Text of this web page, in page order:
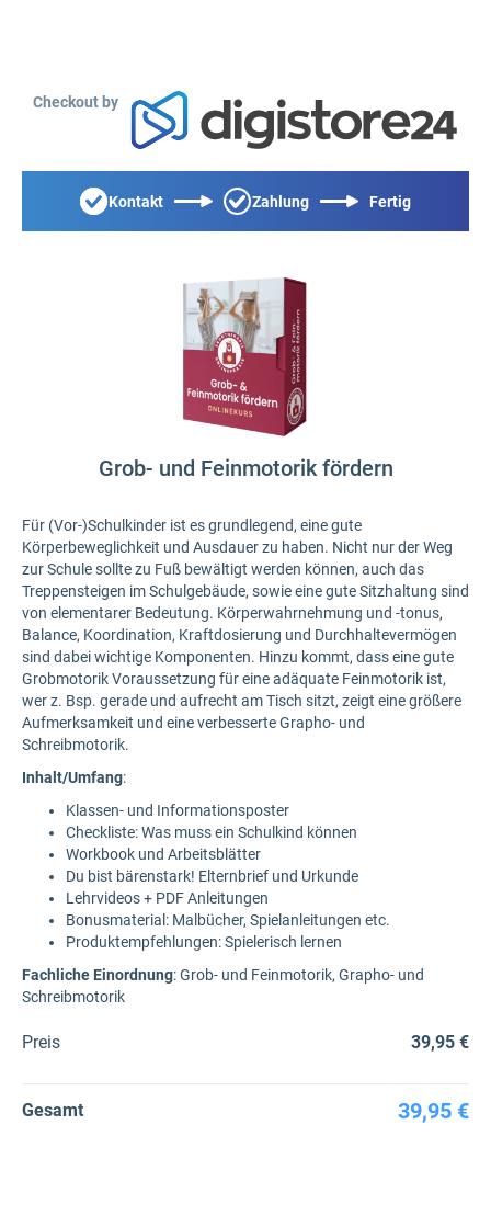
Checkout by
Kontakt Zahlung Fertig
Grob- und Feinmotorik fördern
Für (Vor-)Schulkinder ist es grundlegend, eine gute
Körperbeweglichkeit und Ausdauer zu haben. Nicht nur der Weg
zur Schule sollte zu Fuß bewältigt werden können, auch das
Treppensteigen im Schulgebäude, sowie eine gute Sitzhaltung sind
von elementarer Bedeutung. Körperwahrnehmung und -tonus,
Balance, Koordination, Kraftdosierung und Durchhaltevermögen
sind dabei wichtige Komponenten. Hinzu kommt, dass eine gute
Grobmotorik Voraussetzung für eine adäquate Feinmotorik ist,
wer z. Bsp. gerade und aufrecht am Tisch sitzt, zeigt eine größere
Aufmerksamkeit und eine verbesserte Grapho- und
Schreibmotorik.
Inhalt/Umfang:
Klassen- und Informationsposter
Checkliste: Was muss ein Schulkind können
Workbook und Arbeitsblätter
Du bist bärenstark! Elternbrief und Urkunde
Lehrvideos + PDF Anleitungen
Bonusmaterial: Malbücher, Spielanleitungen etc.
Produktempfehlungen: Spielerisch lernen
Fachliche Einordnung: Grob- und Feinmotorik, Grapho- und
Schreibmotorik
Preis 39,95 €
Gesamt 39,95 €